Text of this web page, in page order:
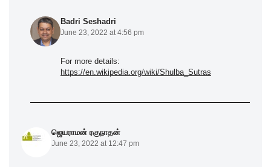
Badri Seshadri
June 23, 2022 at 4:56 pm
For more details:
https://en.wikipedia.org/wiki/Shulba_Sutras
ஜெயராமன் ரகுநாதன்
June 23, 2022 at 12:47 pm